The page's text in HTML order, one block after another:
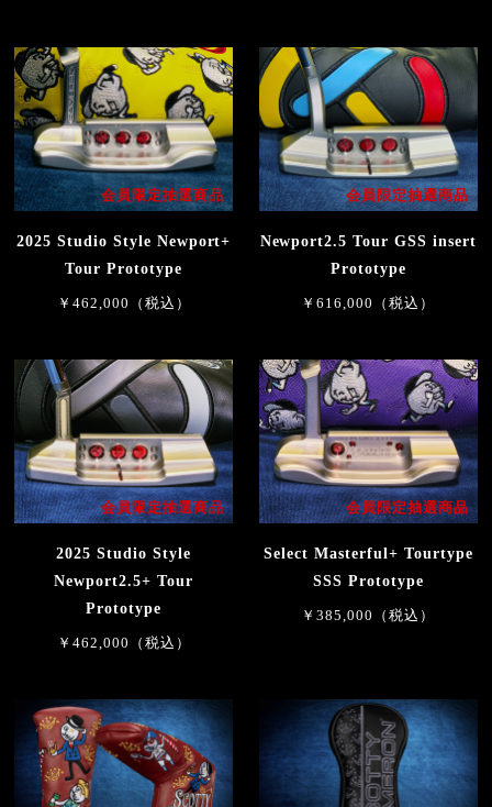
会員限定抽選商品
2025 Studio Style Newport+
Tour Prototype
￥462,000（税込）
会員限定抽選商品
Newport2.5 Tour GSS insert
Prototype
￥616,000（税込）
会員限定抽選商品
2025 Studio Style
Newport2.5+ Tour
Prototype
￥462,000（税込）
会員限定抽選商品
Select Masterful+ Tourtype
SSS Prototype
￥385,000（税込）